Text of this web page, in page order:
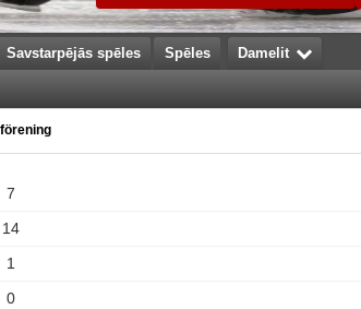
Savstarpējās spēles Spēles Damelit
7
14
1
0